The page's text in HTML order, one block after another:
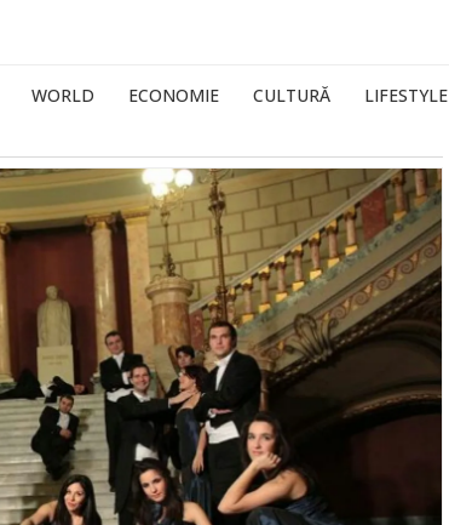
WORLD ECONOMIE CULTURĂ LIFESTYLE